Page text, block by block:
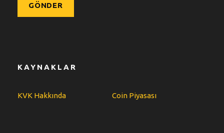
KAYNAKLAR
KVK Hakkında Coin Piyasası